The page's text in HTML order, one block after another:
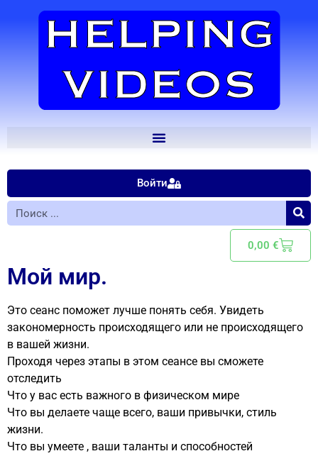
Войти
0,00 €
Мой мир.
Это сеанс поможет лучше понять себя. Увидеть
закономерность происходящего или не происходящего
в вашей жизни.
Проходя через этапы в этом сеансе вы сможете
отследить
Что у вас есть важного в физическом мире
Что вы делаете чаще всего, ваши привычки, стиль
жизни.
Что вы умеете , ваши таланты и способностей